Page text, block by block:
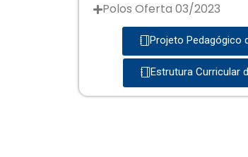
Polos Oferta 03/2023
Projeto Pedagógico
Estrutura Curricular